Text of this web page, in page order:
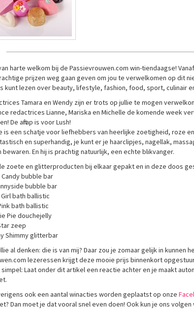
harte welkom bij de Passievrouwen.com win-tiendaagse!
prijzen weg gaan geven om jou te verwelkomen op dit
kunt lezen over beauty, lifestyle, fashion, food, sport, culinair
Tamara en Wendy zijn er trots op jullie te mogen
redactrices Lianne, Mariska en Michelle de komende week
De aftrap is voor Lush!
is een schatje voor liefhebbers van heerlijke zoetigheid, roze
en superhandig, je kunt er je haarclipjes, nagellak,
En hij is prachtig natuurlijk, een echte blikvanger.
zoete en glitterproducten bij elkaar gepakt en in deze doos
bubble bar
bubble bar
bath ballistic
bath ballistic
douchejelly
zeep
glitterbar
al denken: die is van mij? Daar zou je zomaar gelijk in kunnen
lezeressen krijgt deze mooie prijs binnenkort
simpel: Laat onder dit artikel een reactie achter en je maakt
ook een aantal winacties worden geplaatst op onze
Dan moet je dat vooral snel even doen! Ook kun je ons volgen